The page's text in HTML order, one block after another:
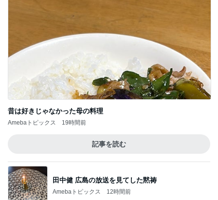
昔は好きじゃなかった母の料理
Amebaトピックス 19時間前
記事を読む
田中健 広島の放送を見てした黙祷
Amebaトピックス 12時間前